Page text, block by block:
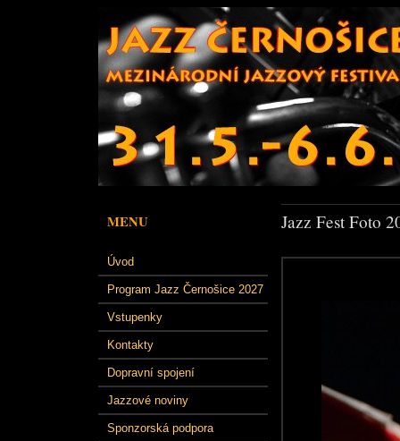
MENU
Úvod
Program Jazz Černošice 2027
Vstupenky
Kontakty
Dopravní spojení
Jazzové noviny
Sponzorská podpora
Jazz Fest Foto